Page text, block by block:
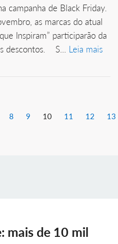
campanha de Black Friday.
as marcas do atual
Inspiram” participarão da
descontos. S... Leia mais
8 9 10 11 12 13
mais de 10 mil